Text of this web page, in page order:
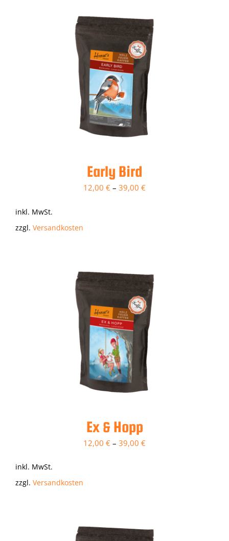
Early Bird
12,00 € – 39,00 €
inkl. MwSt.
zzgl. Versandkosten
Ex & Hopp
12,00 € – 39,00 €
inkl. MwSt.
zzgl. Versandkosten